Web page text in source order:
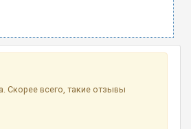
Скорее всего, такие отзывы